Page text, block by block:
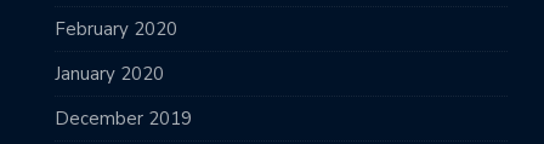
February 2020
January 2020
December 2019